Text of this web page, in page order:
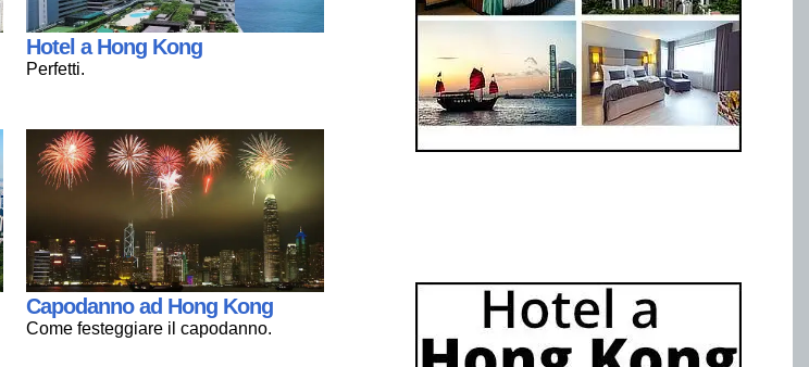
Hotel a Hong Kong
Perfetti.
Capodanno ad Hong Kong
Come festeggiare il capodanno.